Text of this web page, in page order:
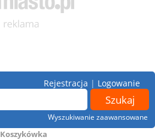
Wyszukiwanie zaawansowane
Rejestracja | Logowanie
Koszykówka